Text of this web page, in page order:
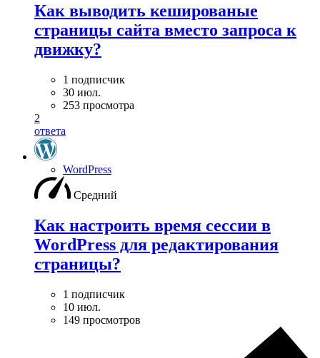
Как выводить кешированые
страницы сайта вместо запроса к
движку?
1 подписчик
30 июл.
253 просмотра
2
ответа
WordPress
Средний
Как настроить время сессии в
WordPress для редактирования
страницы?
1 подписчик
10 июл.
149 просмотров